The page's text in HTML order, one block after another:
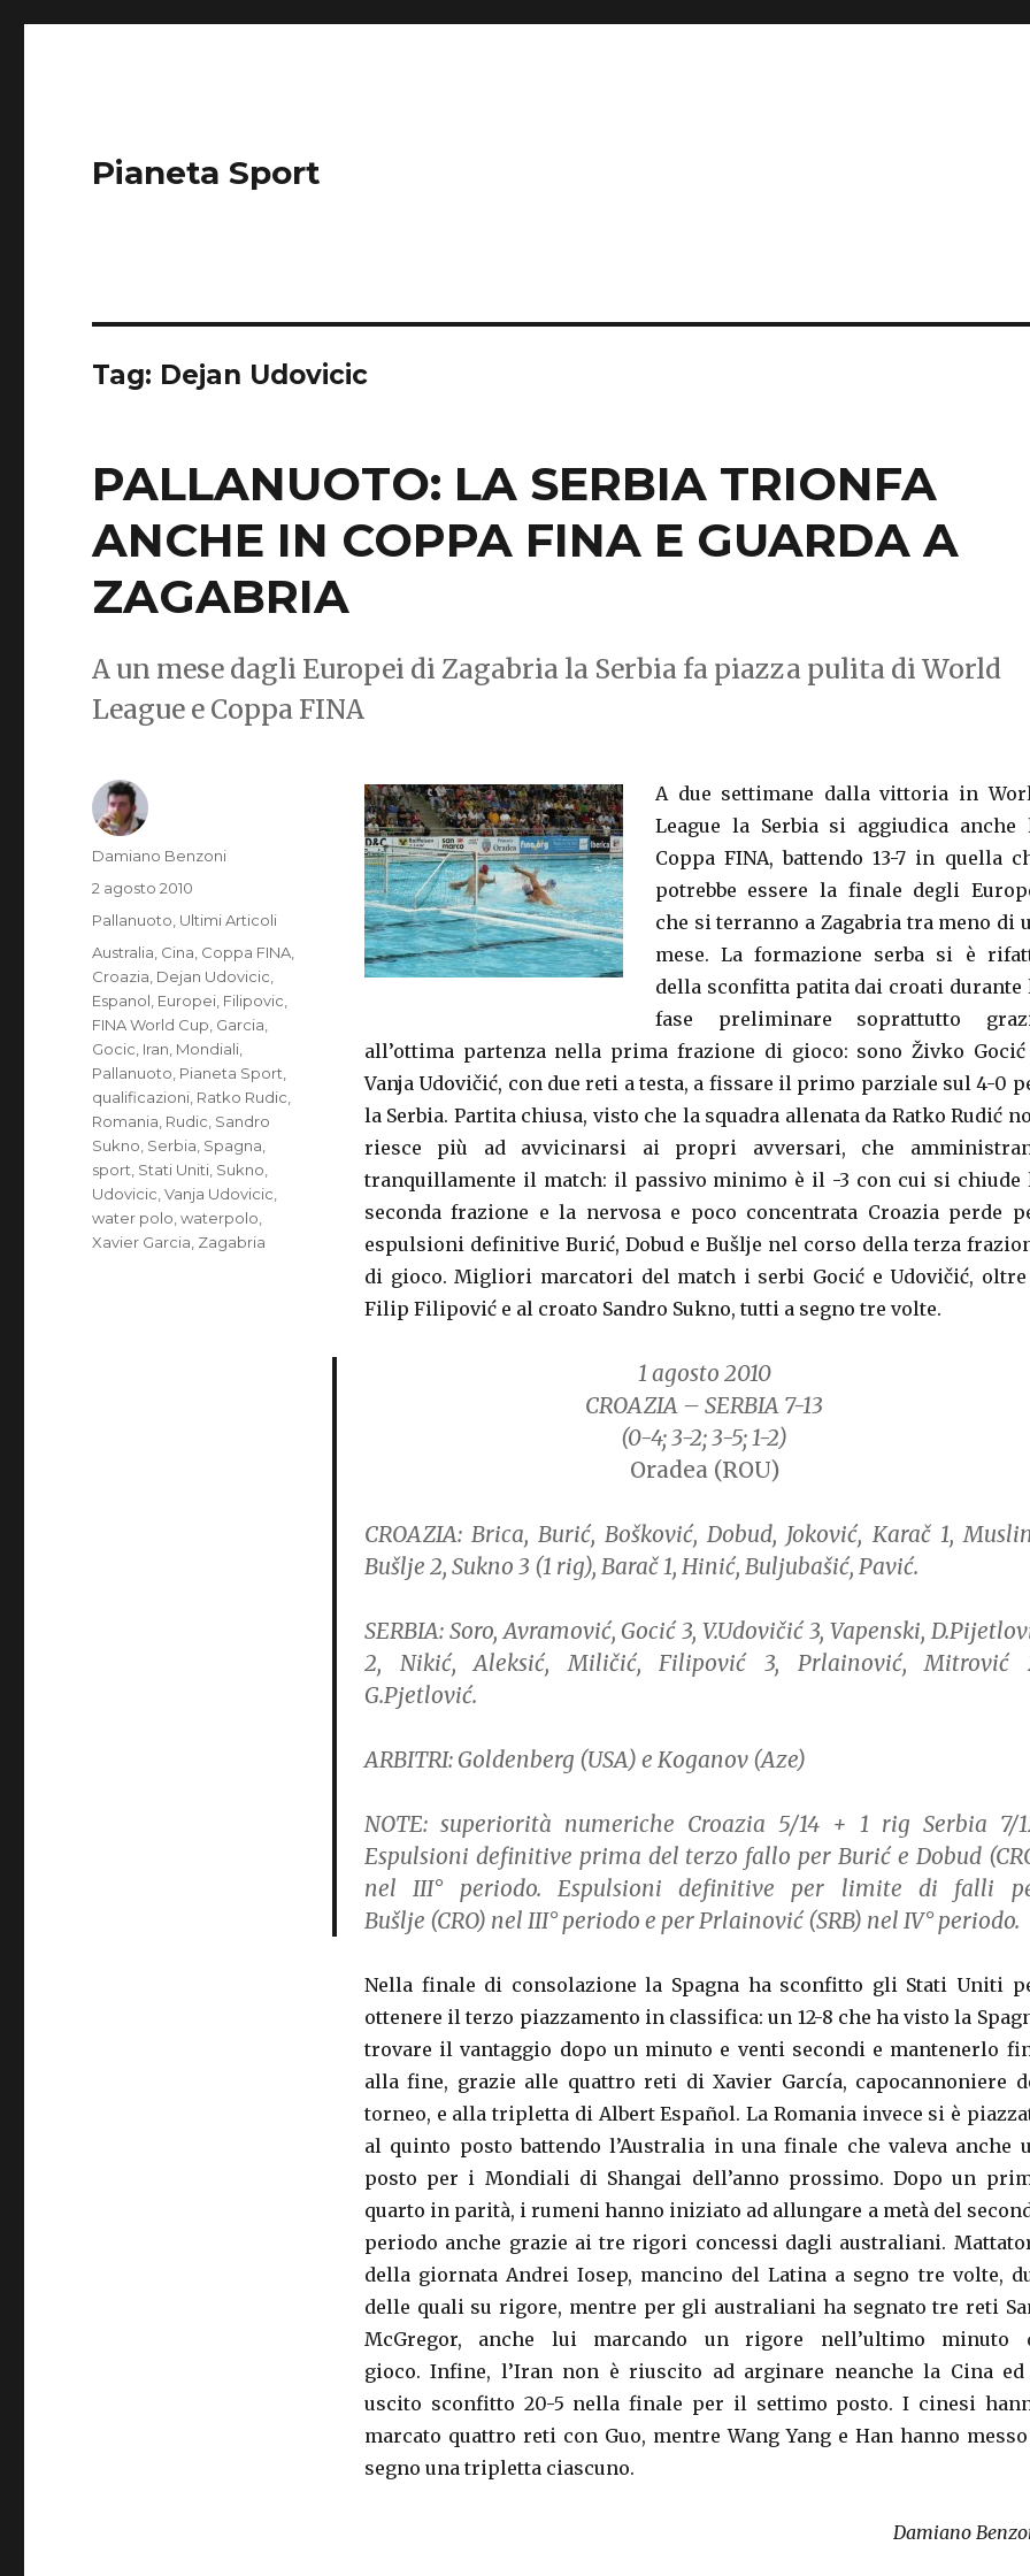
Pianeta Sport
Tag: Dejan Udovicic
PALLANUOTO: LA SERBIA TRIONFA
ANCHE IN COPPA FINA E GUARDA A
ZAGABRIA
A un mese dagli Europei di Zagabria la Serbia fa piazza pulita di World
League e Coppa FINA
A due settimane dalla vittoria in
League la Serbia si aggiudica anche
Coppa FINA, battendo 13-7 in quella
potrebbe essere la finale degli
che si terranno a Zagabria tra meno di
mese. La formazione serba si è
della sconfitta patita dai croati durante
fase preliminare soprattutto
all’ottima partenza nella prima frazione di gioco: sono Živko Gocić
Vanja Udovičić, con due reti a testa, a fissare il primo parziale sul 4-0
la Serbia. Partita chiusa, visto che la squadra allenata da Ratko Rudić
riesce più ad avvicinarsi ai propri avversari, che
tranquillamente il match: il passivo minimo è il -3 con cui si chiude
seconda frazione e la nervosa e poco concentrata Croazia perde
espulsioni definitive Burić, Dobud e Bušlje nel corso della terza
di gioco. Migliori marcatori del match i serbi Gocić e Udovičić, oltre
Filip Filipović e al croato Sandro Sukno, tutti a segno tre volte.
1 agosto 2010
CROAZIA – SERBIA 7-13
(0-4; 3-2; 3-5; 1-2)
Oradea (ROU)
CROAZIA:Brica, Burić, Bošković, Dobud, Joković, Karač 1,
Bušlje 2, Sukno 3 (1 rig), Barač 1, Hinić, Buljubašić, Pavić.
SERBIA:Soro, Avramović, Gocić 3, V.Udovičić 3, Vapenski,
2, Nikić, Aleksić, Miličić, Filipović 3, Prlainović, Mitrović
G.Pjetlović.
ARBITRI:Goldenberg (USA) e Koganov (Aze)
NOTE:superiorità numeriche Croazia 5/14 + 1 rig Serbia 7/
Espulsioni definitive prima del terzo fallo per Burić e Dobud
nel III° periodo. Espulsioni definitive per limite di falli
Bušlje (CRO) nel III° periodo e per Prlainović (SRB) nel IV° periodo.
Nella finale di consolazione la Spagna ha sconfitto gli Stati Uniti
ottenere il terzo piazzamento in classifica: un 12-8 che ha visto la
trovare il vantaggio dopo un minuto e venti secondi e mantenerlo
alla fine, grazie alle quattro reti di Xavier García, capocannoniere
torneo, e alla tripletta di Albert Español. La Romania invece si è
al quinto posto battendo l’Australia in una finale che valeva anche
posto per i Mondiali di Shangai dell’anno prossimo. Dopo un
quarto in parità, i rumeni hanno iniziato ad allungare a metà del
periodo anche grazie ai tre rigori concessi dagli australiani.
della giornata Andrei Iosep, mancino del Latina a segno tre volte,
delle quali su rigore, mentre per gli australiani ha segnato tre reti
McGregor, anche lui marcando un rigore nell’ultimo minuto
gioco. Infine, l’Iran non è riuscito ad arginare neanche la Cina ed
uscito sconfitto 20-5 nella finale per il settimo posto. I cinesi
marcato quattro reti con Guo, mentre Wang Yang e Han hanno
segno una tripletta ciascuno.
Damiano
Autore
Damiano Benzoni
Pubblicato
il
2 agosto 2010
Categorie
Pallanuoto Ultimi Articoli
Tag
Australia Cina Coppa FINA
Croazia Dejan Udovicic
Espanol Europei Filipovic
FINA World Cup Garcia
Gocic Iran Mondiali
Pallanuoto Pianeta Sport
qualificazioni Ratko Rudic
Romania Rudic Sandro
Sukno Serbia Spagna
sport Stati Uniti Sukno
Udovicic ,Vanja Udovicic
water polo ,waterpolo
Xavier Garcia Zagabria